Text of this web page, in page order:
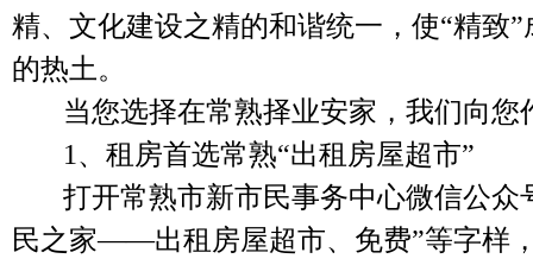
精、文化建设之精的和谐统一，使“精致
的热土。
当您选择在常熟择业安家，我们向
1、 租房首选常熟“出租房屋超市”
打开常熟市新市民事务中心微信公众
民之家——出租房屋超市、免费”等字样